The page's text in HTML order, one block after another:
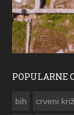
POPULARNE
bih crveni križ